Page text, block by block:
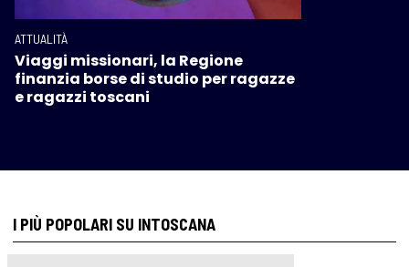
ATTUALITÀ
Viaggi missionari, la Regione
finanzia borse di studio per ragazze
e ragazzi toscani
I PIÙ POPOLARI SU INTOSCANA